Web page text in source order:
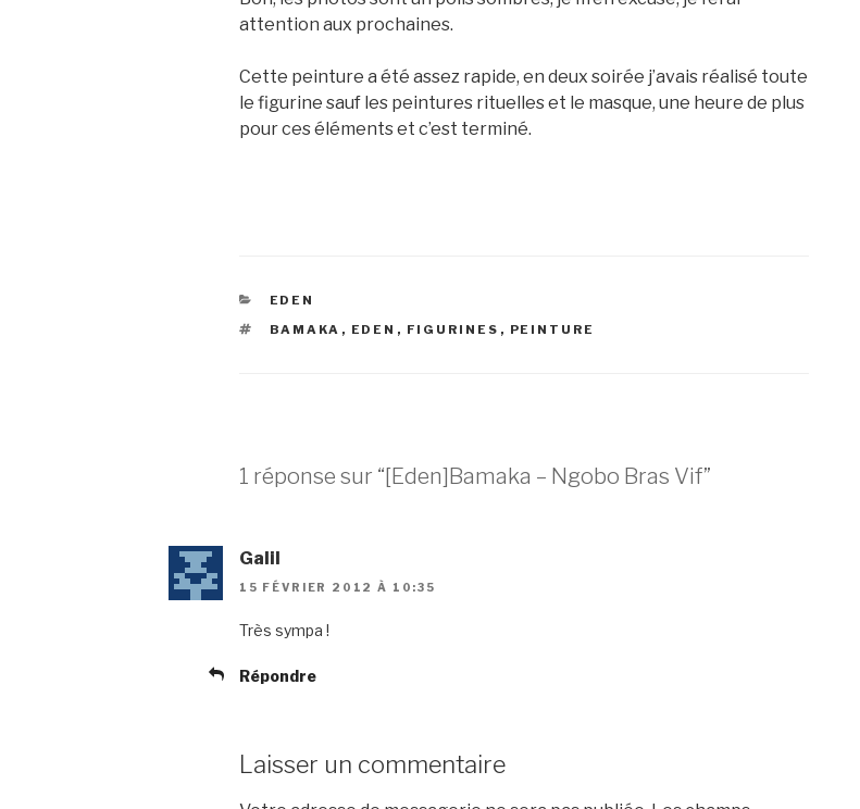
attention aux prochaines.
Cette peinture a été assez rapide, en deux soirée j’avais réalisé toute
le figurine sauf les peintures rituelles et le masque, une heure de plus
pour ces éléments et c’est terminé.
CATÉGORIES
EDEN
ÉTIQUETTES
BAMAKA , EDEN , FIGURINES , PEINTURE
1 réponse sur “[Eden]Bamaka – Ngobo Bras Vif”
Galil
15 FÉVRIER 2012 À 10:35
Très sympa !
Répondre
Laisser un commentaire